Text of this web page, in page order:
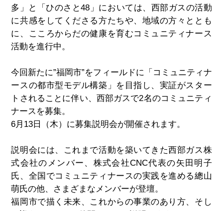
多」と「ひのさと48」においては、西部ガスの活動
に共感をしてくださる方たちや、地域の方々ととも
に、こころからだの健康を育むコミュニティナース
活動を進行中。
今回新たに”福岡市”をフィールドに「コミュニティナ
ースの都市型モデル構築」を目指し、実証がスター
トされることに伴い、西部ガスで2名のコミュニティ
ナースを募集。
6月13日（木）に募集説明会が開催されます。
説明会には、これまで活動を築いてきた西部ガス株
式会社のメンバー、株式会社CNC代表の矢田明子
氏、全国でコミュニティナースの実践を進める總山
萌氏の他、さまざまなメンバーが登壇。
福岡市で描く未来、これからの事業のあり方、そし